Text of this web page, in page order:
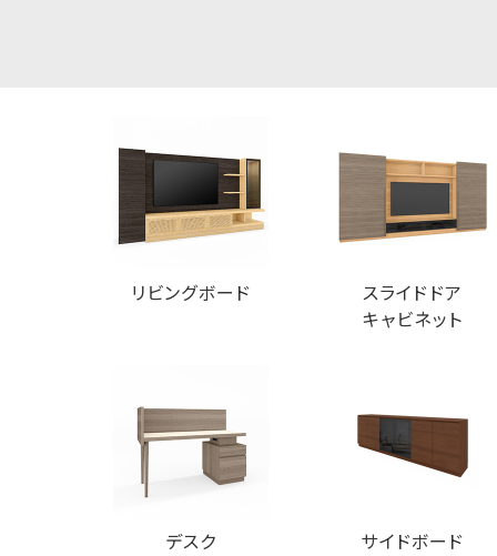
リビングボード
スライドドア
キャビネット
デスク サイドボード